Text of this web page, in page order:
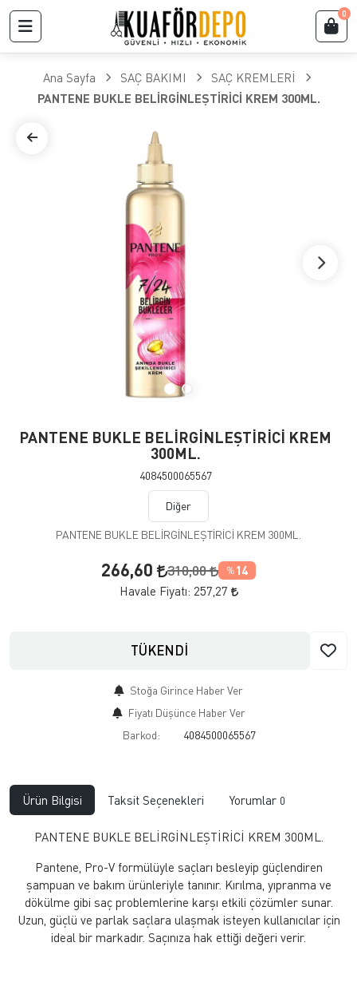
0
Ana Sayfa SAÇ BAKIMI
SAÇ KREMLERİ
PANTENE BUKLE BELİRGİNLEŞTİRİCİ KREM 300ML.
PANTENE BUKLE BELİRGİNLEŞTİRİCİ KREM
300ML.
4084500065567
Diğer
PANTENE BUKLE BELİRGİNLEŞTİRİCİ KREM 300ML.
266,60 310,00 % 14
Havale Fiyatı: 257,27
TÜKENDİ
Stoğa Girince Haber Ver
Fiyatı Düşünce Haber Ver
Barkod:
4084500065567
Ürün Bilgisi Taksit Seçenekleri Yorumlar 0
PANTENE BUKLE BELİRGİNLEŞTİRİCİ KREM 300ML.
Pantene, Pro-V formülüyle saçları besleyip güçlendiren
şampuan ve bakım ürünleriyle tanınır. Kırılma, yıpranma ve
dökülme gibi saç problemlerine karşı etkili çözümler sunar.
Uzun, güçlü ve parlak saçlara ulaşmak isteyen kullanıcılar için
ideal bir markadır. Saçınıza hak ettiği değeri verir.